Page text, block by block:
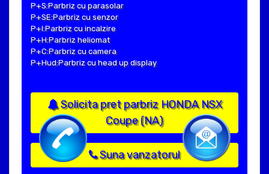
P+S:Parbriz cu parasolar
P+SE:Parbriz cu senzor
P+I:Parbriz cu incalzire
P+H:Parbriz heliomat
P+C:Parbriz cu camera
P+Hud:Parbriz cu head up display
Solicita pret parbriz HONDA NSX
Coupe (NA)
Suna vanzatorul